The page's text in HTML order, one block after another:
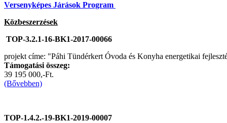
Versenyképes Járások Program
Közbeszerzések
TOP-3.2.1-16-BK1-2017-00066
projekt címe: "Páhi Tündérkert Óvoda és Konyha energetikai
Támogatási összeg:
39 195 000,-Ft.
(Bővebben)
TOP-1.4.2.-19-BK1-2019-00007